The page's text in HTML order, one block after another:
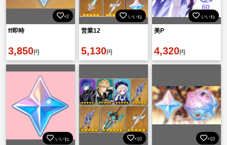
×2
ff即時
3,850円
いいね
営業12
5,130円
いいね
美P
4,320円
いいね ×10 ×10